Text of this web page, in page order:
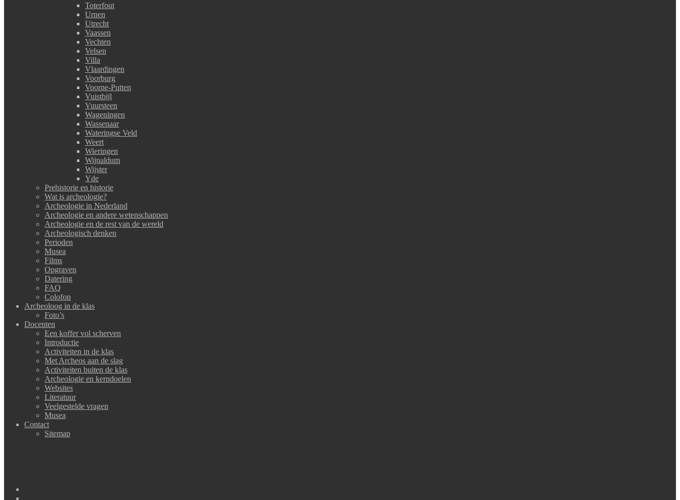
Toterfout
Urnen
Utrecht
Vaassen
Vechten
Velsen
Villa
Vlaardingen
Voorburg
Voorne-Putten
Vuistbijl
Vuursteen
Wageningen
Wassenaar
Wateringse Veld
Weert
Wieringen
Wijnaldum
Wijster
Yde
Prehistorie en historie
Wat is archeologie?
Archeologie in Nederland
Archeologie en andere wetenschappen
Archeologie en de rest van de wereld
Archeologisch denken
Perioden
Musea
Films
Opgraven
Datering
FAQ
Colofon
Archeoloog in de klas
Foto’s
Docenten
Een koffer vol scherven
Introductie
Activiteiten in de klas
Met Archeos aan de slag
Activiteiten buiten de klas
Archeologie en kerndoelen
Websites
Literatuur
Veelgestelde vragen
Musea
Contact
Sitemap